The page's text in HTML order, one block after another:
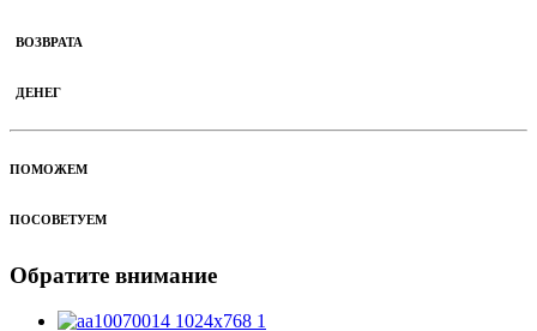
ВОЗВРАТА
ДЕНЕГ
ПОМОЖЕМ
ПОСОВЕТУЕМ
Обратите внимание